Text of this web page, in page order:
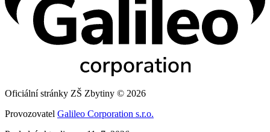
Oficiální stránky ZŠ Zbytiny © 2026
Provozovatel Galileo Corporation s.r.o.